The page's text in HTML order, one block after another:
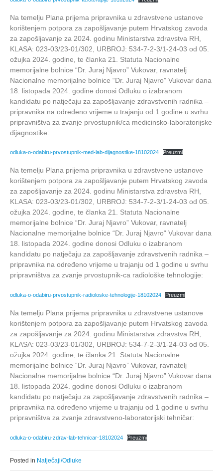
Na temelju Plana prijema pripravnika u zdravstvene ustanove
korištenjem potpora za zapošljavanje putem Hrvatskog zavoda
za zapošljavanje za 2024. godinu Ministarstva zdravstva RH,
KLASA: 023-03/23-01/302, URBROJ: 534-7-2-3/1-24-03 od 05.
ožujka 2024. godine, te članka 21. Statuta Nacionalne
memorijalne bolnice “Dr. Juraj Njavro” Vukovar, ravnatelj
Nacionalne memorijalne bolnice “Dr. Juraj Njavro” Vukovar dana
18. listopada 2024. godine donosi Odluku o izabranom
kandidatu po natječaju za zapošljavanje zdravstvenih radnika –
pripravnika na određeno vrijeme u trajanju od 1 godine u svrhu
pripravništva za zvanje prvostupnik/ca medicinsko-laboratorijske
dijagnostike:
odluka-o-odabiru-prvostupnik-med-lab-dijagnostike-18102024 Preuzmi
Na temelju Plana prijema pripravnika u zdravstvene ustanove
korištenjem potpora za zapošljavanje putem Hrvatskog zavoda
za zapošljavanje za 2024. godinu Ministarstva zdravstva RH,
KLASA: 023-03/23-01/302, URBROJ: 534-7-2-3/1-24-03 od 05.
ožujka 2024. godine, te članka 21. Statuta Nacionalne
memorijalne bolnice “Dr. Juraj Njavro” Vukovar, ravnatelj
Nacionalne memorijalne bolnice “Dr. Juraj Njavro“ Vukovar dana
18. listopada 2024. godine donosi Odluku o izabranom
kandidatu po natječaju za zapošljavanje zdravstvenih radnika –
pripravnika na određeno vrijeme u trajanju od 1 godine u svrhu
pripravništva za zvanje prvostupnik-ca radiološke tehnologije:
odluka-o-odabiru-prvostupnik-radioloske-tehnologije-18102024 Preuzmi
Na temelju Plana prijema pripravnika u zdravstvene ustanove
korištenjem potpora za zapošljavanje putem Hrvatskog zavoda
za zapošljavanje za 2024. godinu Ministarstva zdravstva RH,
KLASA: 023-03/23-01/302, URBROJ: 534-7-2-3/1-24-03 od 05.
ožujka 2024. godine, te članka 21. Statuta Nacionalne
memorijalne bolnice “Dr. Juraj Njavro” Vukovar, ravnatelj
Nacionalne memorijalne bolnice “Dr. Juraj Njavro” Vukovar dana
18. listopada 2024. godine donosi Odluku o izabranom
kandidatu po natječaju za zapošljavanje zdravstvenih radnika –
pripravnika na određeno vrijeme u trajanju od 1 godine u svrhu
pripravništva za zvanje zdravstveno-laboratorijski tehničar:
odluka-o-odabiru-zdrav-lab-tehnicar-18102024 Preuzmi
Posted in Natječaji/Odluke